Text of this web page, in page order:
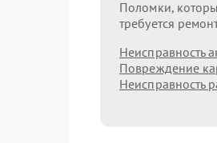
Поломки,
требуется
Неисправность
Повреждение
Неисправность